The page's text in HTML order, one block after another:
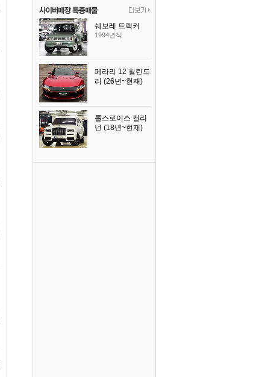
쉐보레 트랙커
1994년식
페라리 12 칠린드
리 (26년~현재)
롤스로이스 컬리
넌 (18년~현재)